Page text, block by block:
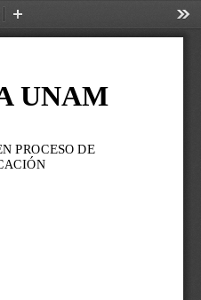
In
UNAM
PROCESO DE